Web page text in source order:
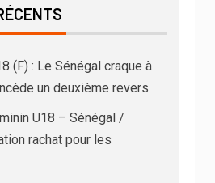
(F) : Le Sénégal craque à
un deuxième revers
U18 – Sénégal /
rachat pour les